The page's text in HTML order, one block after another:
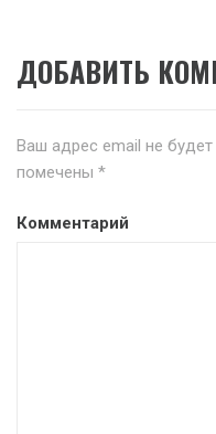
ДОБАВИТЬ
Ваш адрес email не будет
помечены *
Комментарий